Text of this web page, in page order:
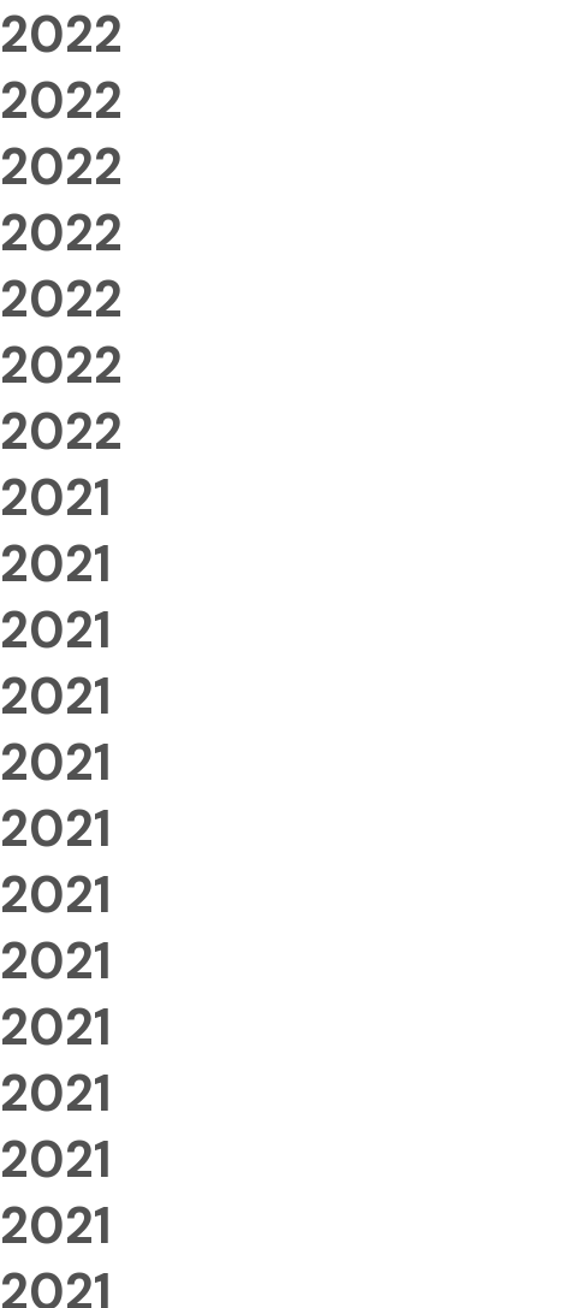
2022
2022
2022
2022
2022
2022
2022
2021
2021
2021
2021
2021
2021
2021
2021
2021
2021
2021
2021
2021